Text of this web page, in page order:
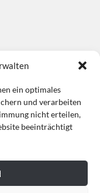
ein optimales
und verarbeiten
nicht erteilen,
beeinträchtigt
Datenschutz